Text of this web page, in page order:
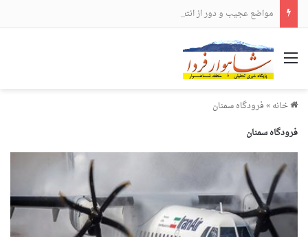
مواضع عجیب و دور از انتظار علی لاریجانی
منو
خانه»فرودگاه سمنان
فرودگاه سمنان